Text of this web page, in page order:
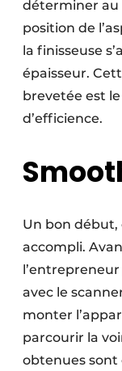
déterminer au
position de
la finisseuse
épaisseur.
brevetée est
d’efficience.
Un bon début,
accompli.
avec le
monter
parcourir la
obtenues sont